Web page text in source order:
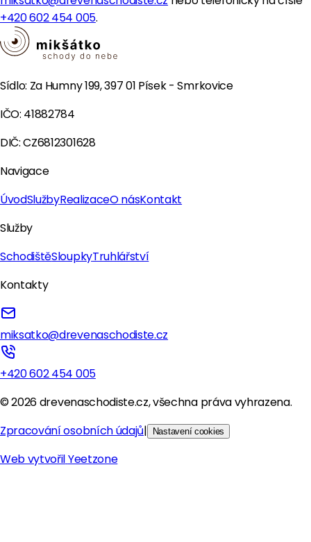
+420 602 454 005.
Sídlo: Za Humny 199, 397 01 Písek - Smrkovice
IČO: 41882784
DIČ: CZ6812301628
Navigace
ÚvodSlužbyRealizaceO násKontakt
Služby
SchodištěSloupkyTruhlářství
Kontakty
miksatko@drevenaschodiste.cz
+420 602 454 005
©2026drevenaschodiste.cz, všechna práva vyhrazena.
Zpracování osobních údajů| Nastavení cookies
Web vytvořilYeetzone